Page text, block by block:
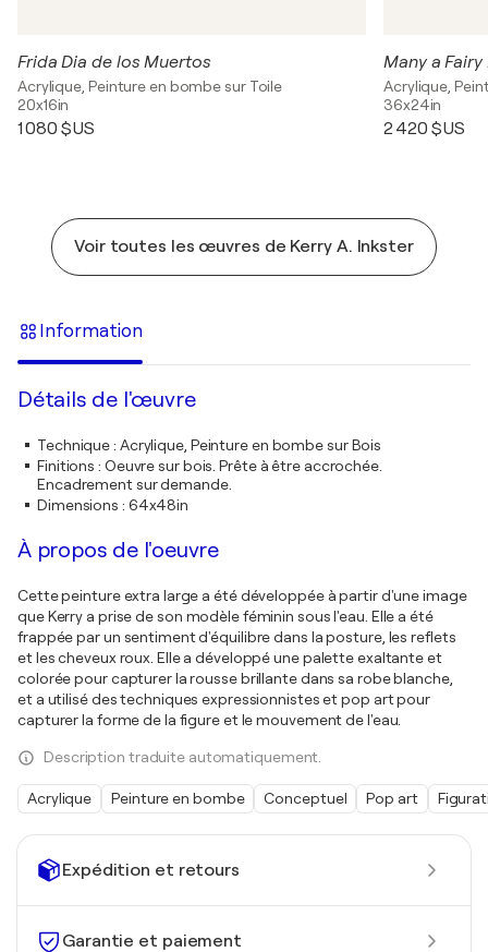
Expédition et retours
Garantie et paiement
Frida Dia de los Muertos
Acrylique, Peinture en bombe sur Toile
20x16in
1 080 $US
Many a
Acrylique,
36x24in
2 420 $US
Voir toutes les œuvres de Kerry A. Inkster
Information
Détails de l'œuvre
Technique: Acrylique, Peinture en bombe sur Bois
Finitions : Oeuvre sur bois. Prête à être accrochée.
Encadrement sur demande.
Dimensions : 64x48in
À propos de l'oeuvre
Cette peinture extra large a été développée à partir d'une image
que Kerry a prise de son modèle féminin sous l'eau. Elle a été
frappée par un sentiment d'équilibre dans la posture, les reflets
et les cheveux roux. Elle a développé une palette exaltante et
colorée pour capturer la rousse brillante dans sa robe blanche,
et a utilisé des techniques expressionnistes et pop art pour
capturer la forme de la figure et le mouvement de l'eau.
Description traduite automatiquement.
Acrylique Peinture en bombe Conceptuel Pop art